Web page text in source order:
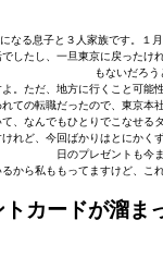
なる息子と３人家族です。１
したし、一旦東京に戻った
もないだろ
。ただ、地方に行くこと可
ての転職だったので、東京本
、なんでもひとりでこなせる
れど、今回ばかりはとにか
日のプレゼントも今
から私ももってますけど、
トカードが溜